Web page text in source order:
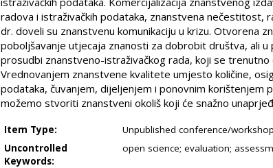
radova i istraživačkih podataka, znanstvena nečestitost,
dr. doveli su znanstvenu komunikaciju u krizu. Otvorena
poboljšavanje utjecaja znanosti za dobrobit društva, ali
prosudbi znanstveno-istraživačkog rada, koji se
Vrednovanjem znanstvene kvalitete umjesto količine,
podataka, čuvanjem, dijeljenjem i ponovnim korištenjem
možemo stvoriti znanstveni okoliš koji će snažno
Item Type:
Unpublished conference/
Uncontrolled
Keywords:
open science; evaluation;